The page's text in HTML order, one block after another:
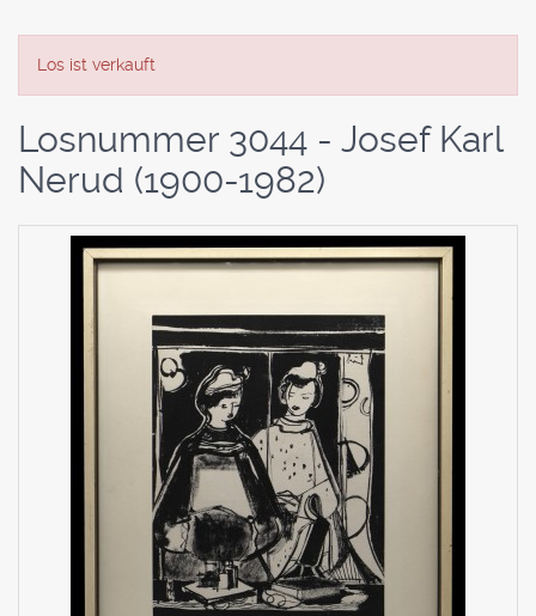
Los ist verkauft
Losnummer 3044 - Josef Karl
Nerud (1900-1982)